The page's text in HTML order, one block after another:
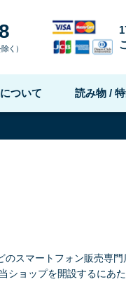
く）
ついて 読み物 /
スマートフォン販売専門
ショップを開設するにあ